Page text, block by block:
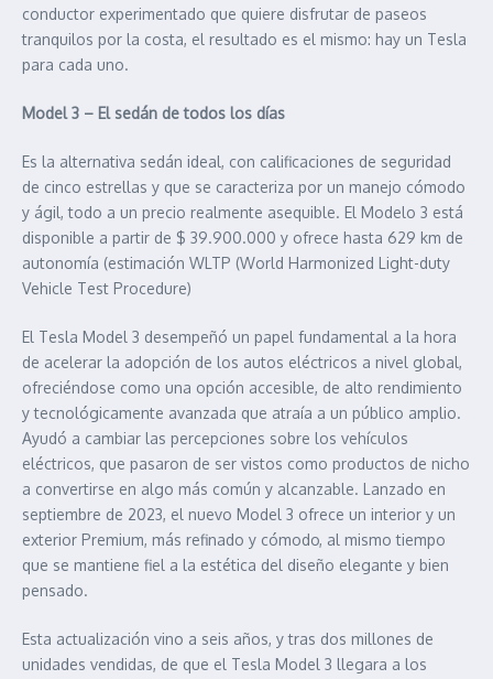
conductor experimentado que quiere disfrutar de paseos
tranquilos por la costa, el resultado es el mismo: hay un Tesla
para cada uno.
Model 3 – El sedán de todos los días
Es la alternativa sedán ideal, con calificaciones de seguridad
de cinco estrellas y que se caracteriza por un manejo cómodo
y ágil, todo a un precio realmente asequible. El Modelo 3 está
disponible a partir de $ 39.900.000 y ofrece hasta 629 km de
autonomía (estimación WLTP (World Harmonized Light-duty
Vehicle Test Procedure)
El Tesla Model 3 desempeñó un papel fundamental a la hora
de acelerar la adopción de los autos eléctricos a nivel global,
ofreciéndose como una opción accesible, de alto rendimiento
y tecnológicamente avanzada que atraía a un público amplio.
Ayudó a cambiar las percepciones sobre los vehículos
eléctricos, que pasaron de ser vistos como productos de nicho
a convertirse en algo más común y alcanzable. Lanzado en
septiembre de 2023, el nuevo Model 3 ofrece un interior y un
exterior Premium, más refinado y cómodo, al mismo tiempo
que se mantiene fiel a la estética del diseño elegante y bien
pensado.
Esta actualización vino a seis años, y tras dos millones de
unidades vendidas, de que el Tesla Model 3 llegara a los